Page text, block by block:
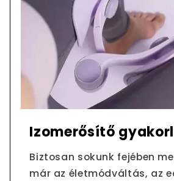
Izomerősítő
Biztosan sokunk fejében
már az életmódváltás, az